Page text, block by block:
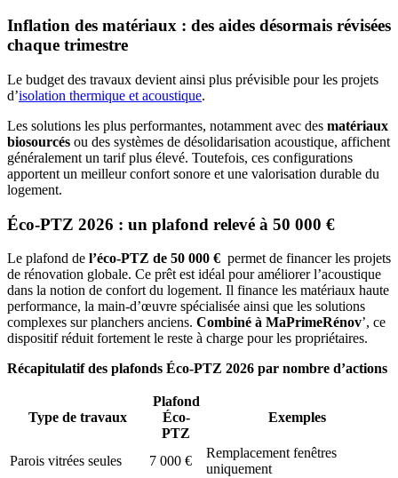
Inflation des matériaux : des aides désormais révisées
chaque trimestre
Le budget des travaux devient ainsi plus prévisible pour les projets
d’isolation thermique et acoustique.
Les solutions les plus performantes, notamment avec des matériaux
biosourcés ou des systèmes de désolidarisation acoustique, affichent
généralement un tarif plus élevé. Toutefois, ces configurations
apportent un meilleur confort sonore et une valorisation durable du
logement.
Éco-PTZ 2026 : un plafond relevé à 50 000 €
Le plafond de l’éco-PTZ de 50 000 € permet de financer les projets
de rénovation globale. Ce prêt est idéal pour améliorer l’acoustique
dans la notion de confort du logement. Il finance les matériaux haute
performance, la main-d’œuvre spécialisée ainsi que les solutions
complexes sur planchers anciens. Combiné à MaPrimeRénov’, ce
dispositif réduit fortement le reste à charge pour les propriétaires.
Récapitulatif des plafonds Éco-PTZ 2026 par nombre d’actions
Type de travaux
Plafond
Éco-
PTZ
Exemples
Parois vitrées seules 7 000 €
Remplacement fenêtres
uniquement